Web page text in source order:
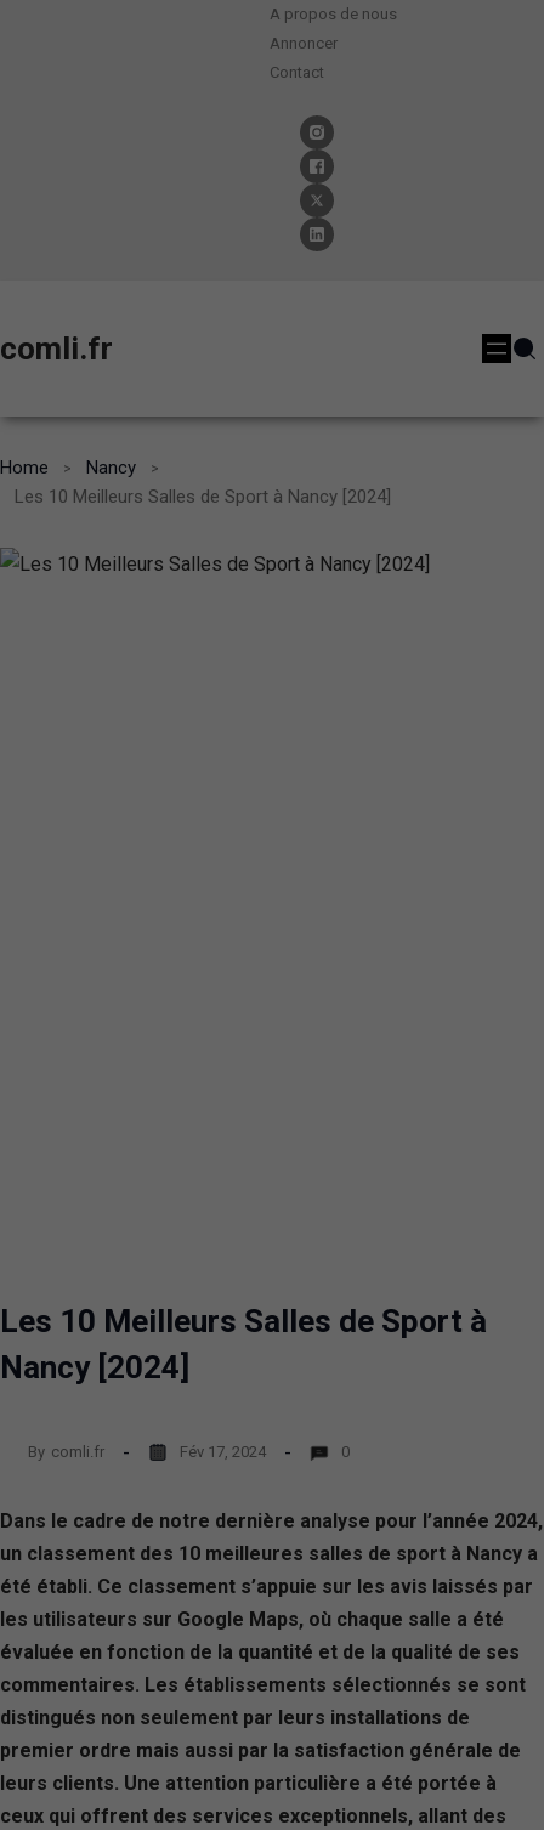
A propos de nous
Annoncer
Contact
comli.fr
Home
Nancy
Les 10 Meilleurs Salles de Sport à Nancy [2024]
Les 10 Meilleurs Salles de Sport à
Nancy [2024]
By comli.fr Fév 17, 2024 0
Dans le cadre de notre dernière analyse pour l’année 2024,
un classement des 10 meilleures salles de sport à Nancy a
été établi. Ce classement s’appuie sur les avis laissés par
les utilisateurs sur Google Maps, où chaque salle a été
évaluée en fonction de la quantité et de la qualité de ses
commentaires. Les établissements sélectionnés se sont
distingués non seulement par leurs installations de
premier ordre mais aussi par la satisfaction générale de
leurs clients. Une attention particulière a été portée à
ceux qui offrent des services exceptionnels, allant des